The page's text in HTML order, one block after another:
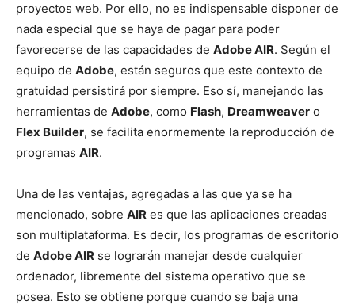
proyectos web. Por ello, no es indispensable disponer de
nada especial que se haya de pagar para poder
favorecerse de las capacidades de Adobe AIR. Según el
equipo de Adobe, están seguros que este contexto de
gratuidad persistirá por siempre. Eso sí, manejando las
herramientas de Adobe, como Flash, Dreamweaver o
Flex Builder, se facilita enormemente la reproducción de
programas AIR.
Una de las ventajas, agregadas a las que ya se ha
mencionado, sobre AIR es que las aplicaciones creadas
son multiplataforma. Es decir, los programas de escritorio
de Adobe AIR se lograrán manejar desde cualquier
ordenador, libremente del sistema operativo que se
posea. Esto se obtiene porque cuando se baja una